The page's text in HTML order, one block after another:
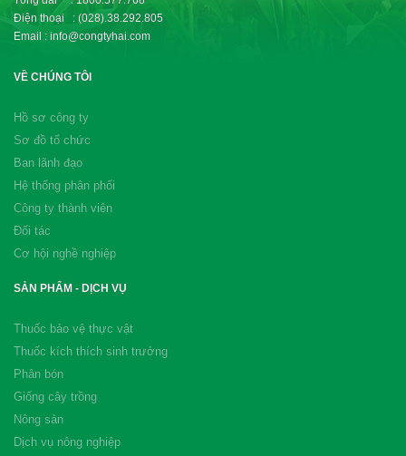
Điện thoại : (028).38.292.805
Email : info@congtyhai.com
VỀ CHÚNG TÔI
Hồ sơ công ty
Sơ đồ tổ chức
Ban lãnh đạo
Hệ thống phân phối
Công ty thành viên
Đối tác
Cơ hội nghề nghiệp
SẢN PHẨM - DỊCH VỤ
Thuốc bảo vệ thực vật
Thuốc kích thích sinh trưởng
Phân bón
Giống cây trồng
Nông sản
Dịch vụ nông nghiệp